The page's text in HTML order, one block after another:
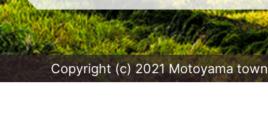
Copyright (c) 2021 Motoyama